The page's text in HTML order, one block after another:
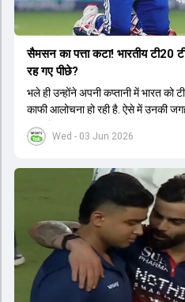
Wed - 03 Jun 2026
सैमसन का पत्ता कटा! भारतीय
रह गए पीछे?
भले ही उन्होंने अपनी कप्तानी में भारत को
काफी आलोचना हो रही है. ऐसे में उनकी
चुकी है.